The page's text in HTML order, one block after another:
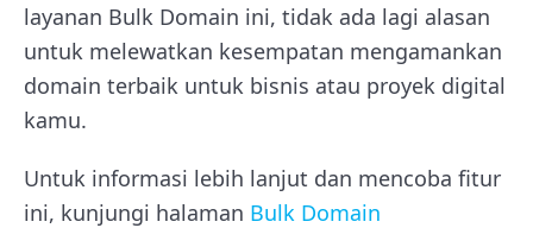
layanan Bulk Domain ini, tidak ada lagi alasan
untuk melewatkan kesempatan mengamankan
domain terbaik untuk bisnis atau proyek digital
kamu.
Untuk informasi lebih lanjut dan mencoba fitur
ini, kunjungi halaman Bulk Domain